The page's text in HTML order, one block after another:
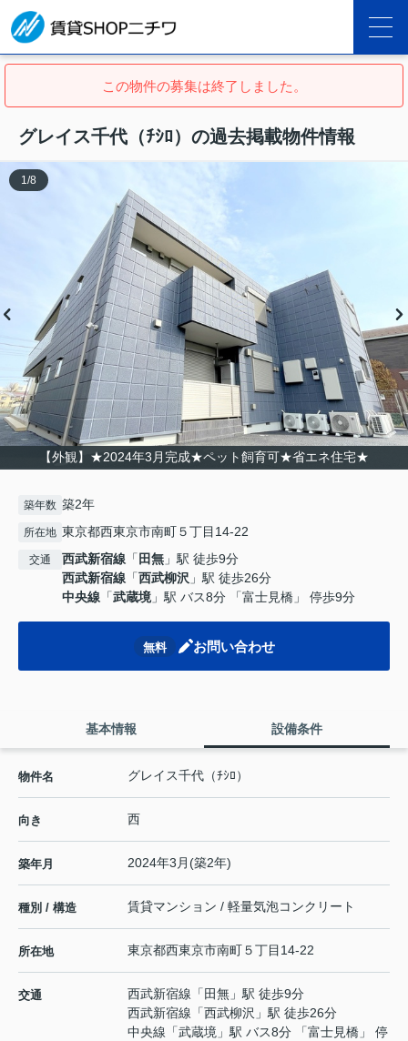
この物件の募集は終了しました。
グレイス千代（ﾁｼﾛ）の過去掲載物件情報
【外観】★2024年3月完成★ペット飼育可★省エネ住宅★
1 /8
築年数 築2年
所在地 東京都西東京市南町５丁目14-22
交通 西武新宿線 「 田無 」駅 徒歩9分
西武新宿線 「西武柳沢 」駅 徒歩26分
中央線 「武蔵境」駅 バス8分 「富士見橋」 停歩9分
無料 お問い合わせ
基本情報 設備条件
物件名 グレイス千代（ﾁｼﾛ）
向き 西
築年月 2024年3月(築2年)
種別 / 構造 賃貸マンション / 軽量気泡コンクリート
所在地 東京都西東京市南町５丁目14-22
交通 西武新宿線 「 田無 」駅 徒歩9分
西武新宿線 「西武柳沢 」駅 徒歩26分
中央線 「武蔵境 」駅 バス8分 「富士見橋」 停